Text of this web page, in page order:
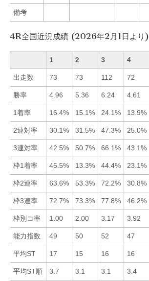
備考
4R全国近況成績 (2026年2月1日より)
1 2 3 4
出走数 73 73 112 72
勝率 4.96 5.36 6.24 4.61
1着率 16.4% 15.1% 24.1% 13.9%
2連対率 30.1% 31.5% 47.3% 25.0%
3連対率 42.5% 50.7% 66.1% 43.1%
枠1着率 45.5% 13.3% 44.4% 23.1%
枠2連率 63.6% 53.3% 72.2% 30.8%
枠3連率 72.7% 73.3% 77.8% 46.2%
枠別コ率 1.00 2.00 3.17 3.92
能力指数 49 50 52 47
平均ST 17 15 16 16
平均ST順 3.7 3.1 3.1 3.4